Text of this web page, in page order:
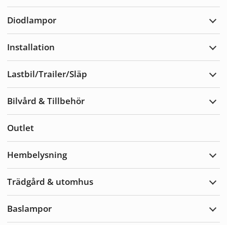
Diodlampor
Installation
Lastbil/Trailer/Släp
Bilvård & Tillbehör
Outlet
Hembelysning
Trädgård & utomhus
Baslampor